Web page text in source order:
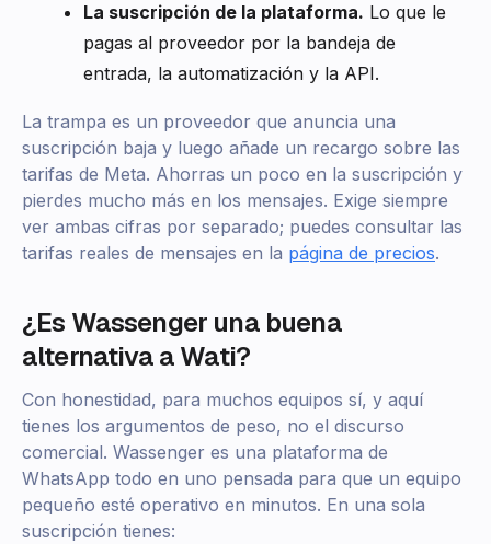
La suscripción de la plataforma. Lo que le
pagas al proveedor por la bandeja de
entrada, la automatización y la API.
La trampa es un proveedor que anuncia una
suscripción baja y luego añade un recargo sobre las
tarifas de Meta. Ahorras un poco en la suscripción y
pierdes mucho más en los mensajes. Exige siempre
ver ambas cifras por separado; puedes consultar las
tarifas reales de mensajes en la página de precios.
¿Es Wassenger una buena
alternativa a Wati?
Con honestidad, para muchos equipos sí, y aquí
tienes los argumentos de peso, no el discurso
comercial. Wassenger es una plataforma de
WhatsApp todo en uno pensada para que un equipo
pequeño esté operativo en minutos. En una sola
suscripción tienes: